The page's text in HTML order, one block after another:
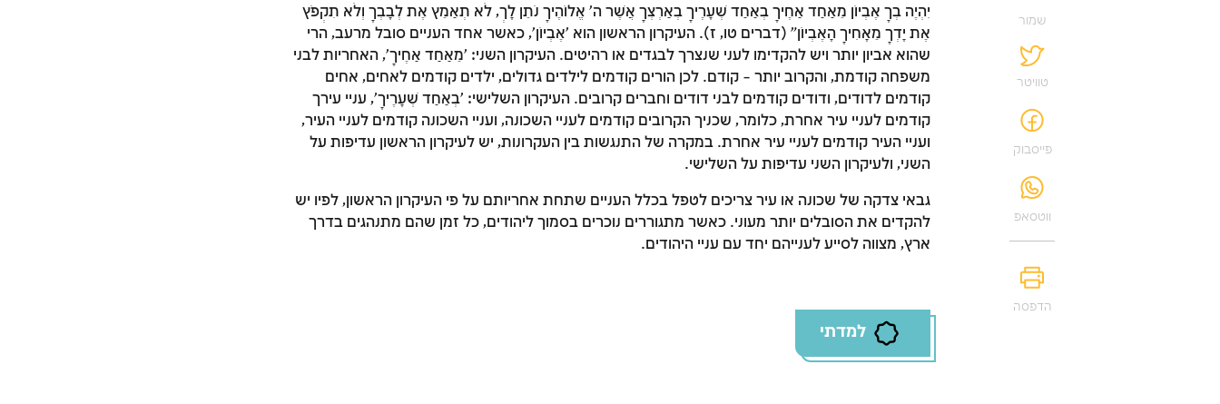
שמור
טוויטר
פייסבוק
ווטסאפ
הדפסה
יִהְיֶה בְךָ אֶבְיוֹן מֵאַחַד אַחֶיךָ בְּאַחַד שְׁעָרֶיךָ בְּאַרְצְךָ אֲשֶׁר ה' אֱלוֹהֶיךָ נֹתֵן לָךְ, לֹא תְאַמֵּץ אֶת לְבָבְךָ וְלֹא תִקְפֹּץ
אֶת יָדְךָ מֵאָחִיךָ הָאֶבְיוֹן" (דברים טו, ז). העיקרון הראשון הוא 'אֶבְיוֹן', כאשר אחד העניים סובל מרעב, הרי
שהוא אביון יותר ויש להקדימו לעני שנצרך לבגדים או רהיטים. העיקרון השני: 'מֵאַחַד אַחֶיךָ', האחריות לבני
משפחה קודמת, והקרוב יותר – קודם. לכן הורים קודמים לילדים גדולים, ילדים קודמים לאחים, אחים
קודמים לדודים, ודודים קודמים לבני דודים וחברים קרובים. העיקרון השלישי: 'בְּאַחַד שְׁעָרֶיךָ', עניי עירך
קודמים לעניי עיר אחרת, כלומר, שכניך הקרובים קודמים לעניי השכונה, ועניי השכונה קודמים לעניי העיר,
ועניי העיר קודמים לעניי עיר אחרת. במקרה של התנגשות בין העקרונות, יש לעיקרון הראשון עדיפות על
השני, ולעיקרון השני עדיפות על השלישי.
גבאי צדקה של שכונה או עיר צריכים לטפל בכלל העניים שתחת אחריותם על פי העיקרון הראשון, לפיו יש
להקדים את הסובלים יותר מעוני. כאשר מתגוררים נוכרים בסמוך ליהודים, כל זמן שהם מתנהגים בדרך
ארץ, מצווה לסייע לענייהם יחד עם עניי היהודים.
למדתי
זמן להתחבר לחשבון שלך
לסימון המושג כנלמד, יש להתחבר לחשבון או להירשם